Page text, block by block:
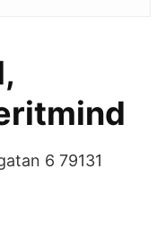
6 79131